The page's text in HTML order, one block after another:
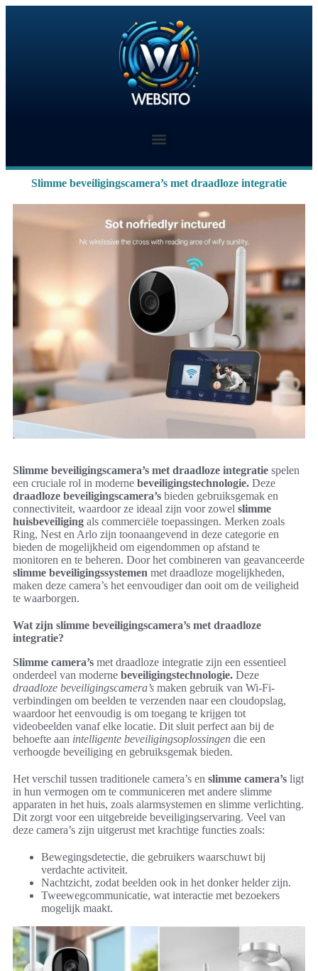
Slimme beveiligingscamera’s met draadloze integratie
Slimme beveiligingscamera’s met draadloze integratie spelen
een cruciale rol in moderne beveiligingstechnologie. Deze
draadloze beveiligingscamera’s bieden gebruiksgemak en
connectiviteit, waardoor ze ideaal zijn voor zowel slimme
huisbeveiliging als commerciële toepassingen. Merken zoals
Ring, Nest en Arlo zijn toonaangevend in deze categorie en
bieden de mogelijkheid om eigendommen op afstand te
monitoren en te beheren. Door het combineren van geavanceerde
slimme beveiligingssystemen met draadloze mogelijkheden,
maken deze camera’s het eenvoudiger dan ooit om de veiligheid
te waarborgen.
Wat zijn slimme beveiligingscamera’s met draadloze
integratie?
Slimme camera’s met draadloze integratie zijn een essentieel
onderdeel van moderne beveiligingstechnologie. Deze
draadloze beveiligingscamera’s maken gebruik van Wi-Fi-
verbindingen om beelden te verzenden naar een cloudopslag,
waardoor het eenvoudig is om toegang te krijgen tot
videobeelden vanaf elke locatie. Dit sluit perfect aan bij de
behoefte aan intelligente beveiligingsoplossingen die een
verhoogde beveiliging en gebruiksgemak bieden.
Het verschil tussen traditionele camera’s en slimme camera’s ligt
in hun vermogen om te communiceren met andere slimme
apparaten in het huis, zoals alarmsystemen en slimme verlichting.
Dit zorgt voor een uitgebreide beveiligingservaring. Veel van
deze camera’s zijn uitgerust met krachtige functies zoals:
Bewegingsdetectie, die gebruikers waarschuwt bij
verdachte activiteit.
Nachtzicht, zodat beelden ook in het donker helder zijn.
Tweewegcommunicatie, wat interactie met bezoekers
mogelijk maakt.